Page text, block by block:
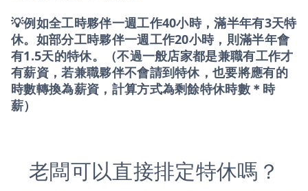
💡例如全工時夥伴一週工作40小時，滿半年有3天特
休。如部分工時夥伴一週工作20小時，則滿半年會
有1.5天的特休。（不過一般店家都是兼職有工作才
有薪資，若兼職夥伴不會請到特休，也要將應有的
時數轉換為薪資，計算方式為剩餘特休時數＊時
薪）
老闆可以直接排定特休嗎？